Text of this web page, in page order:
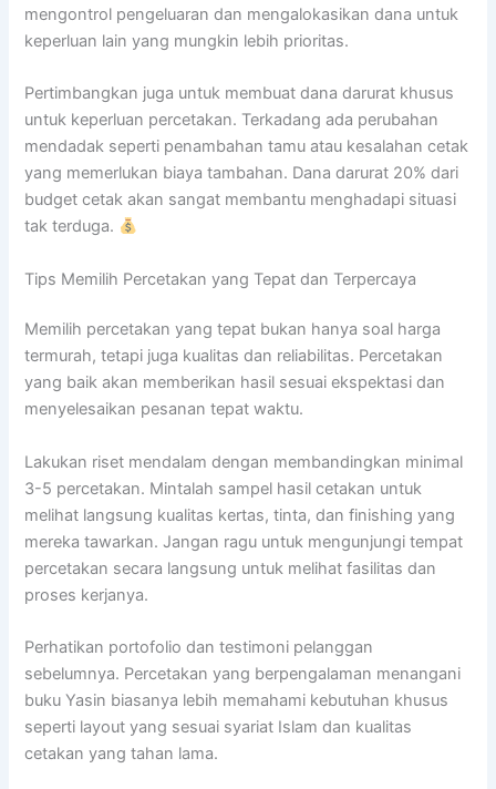
mengontrol pengeluaran dan mengalokasikan dana untuk
keperluan lain yang mungkin lebih prioritas.
Pertimbangkan juga untuk membuat dana darurat khusus
untuk keperluan percetakan. Terkadang ada perubahan
mendadak seperti penambahan tamu atau kesalahan cetak
yang memerlukan biaya tambahan. Dana darurat 20% dari
budget cetak akan sangat membantu menghadapi situasi
tak terduga.
Tips Memilih Percetakan yang Tepat dan Terpercaya
Memilih percetakan yang tepat bukan hanya soal harga
termurah, tetapi juga kualitas dan reliabilitas. Percetakan
yang baik akan memberikan hasil sesuai ekspektasi dan
menyelesaikan pesanan tepat waktu.
Lakukan riset mendalam dengan membandingkan minimal
3-5 percetakan. Mintalah sampel hasil cetakan untuk
melihat langsung kualitas kertas, tinta, dan finishing yang
mereka tawarkan. Jangan ragu untuk mengunjungi tempat
percetakan secara langsung untuk melihat fasilitas dan
proses kerjanya.
Perhatikan portofolio dan testimoni pelanggan
sebelumnya. Percetakan yang berpengalaman menangani
buku Yasin biasanya lebih memahami kebutuhan khusus
seperti layout yang sesuai syariat Islam dan kualitas
cetakan yang tahan lama.